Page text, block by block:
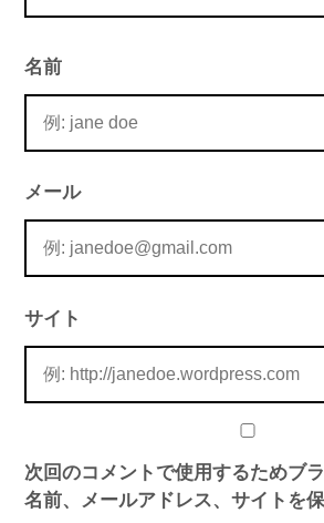
名前
メール
サイト
次回のコメントで使用するためブ
名前、メールアドレス、サイトを保